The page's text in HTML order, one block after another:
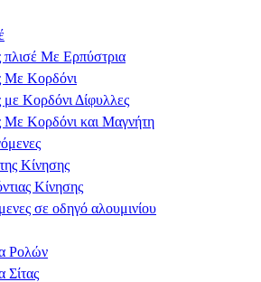
πλισέ Με Ερπύστρια
Με Κορδόνι
με Κορδόνι Δίφυλλες
Με Κορδόνι και Μαγνήτη
Κίνησης
Κίνησης
σε οδηγό αλουμινίου
Ρολών
Σίτας